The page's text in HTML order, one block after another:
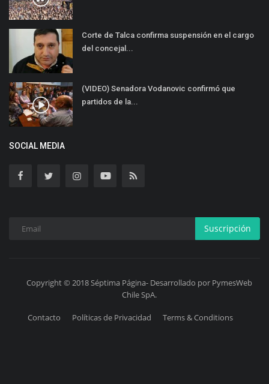
Corte de Talca confirma suspensión en el cargo
del concejal...
(VIDEO) Senadora Vodanovic confirmó que
partidos de la...
SOCIAL MEDIA
Suscripción
Copyright © 2018 Séptima Página- Desarrollado por PymesWeb
Chile SpA.
Contacto Políticas de Privacidad Terms & Conditions